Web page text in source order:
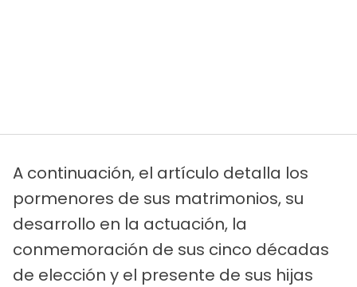
A continuación, el artículo detalla los
pormenores de sus matrimonios, su
desarrollo en la actuación, la
conmemoración de sus cinco décadas
de elección y el presente de sus hijas